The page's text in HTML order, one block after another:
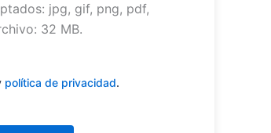
jpg, gif, png, pdf,
32 MB.
política de privacidad.